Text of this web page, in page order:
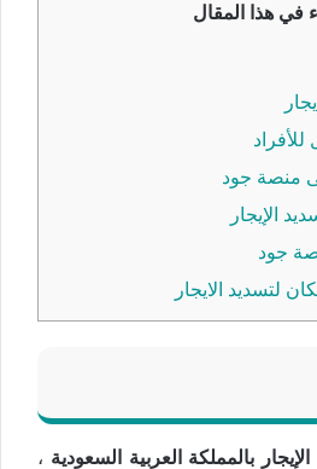
في هذا المقال
منصة جود
الإيجار
جود
لتسديد الايجار
بالمملكة العربية السعودية ،